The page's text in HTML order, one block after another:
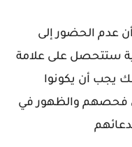
عدم الحضور إلى
ستتحصل على علامة
يجب أن يكونوا
فحصهم والظهور في